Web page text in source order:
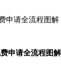
申请全流程图解